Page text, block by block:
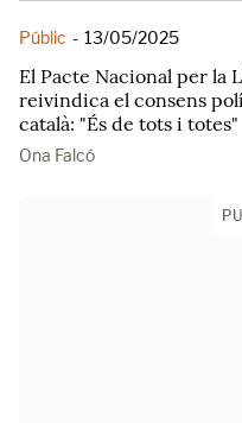
Públic - 13/05/2025
El Pacte Nacional per la
reivindica el consens
català: "És de tots i totes"
Ona Falcó